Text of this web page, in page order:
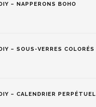
– NAPPERONS BOHO
– SOUS-VERRES COLORÉS
– CALENDRIER PERPÉTUEL